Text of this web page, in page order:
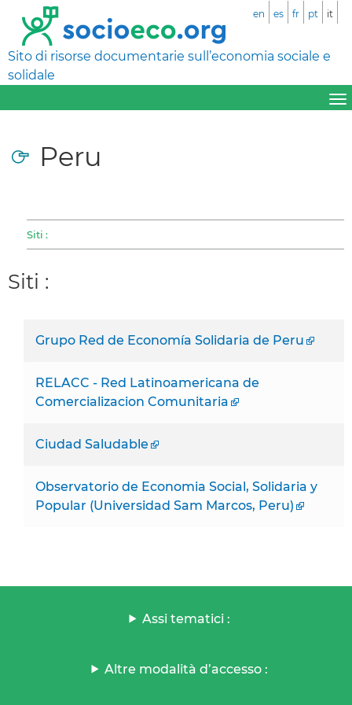
Sito di risorse documentarie sull’economia sociale e
solidale
en es fr pt it
Peru
Siti :
Siti :
Grupo Red de Economía Solidaria de Peru
RELACC - Red Latinoamericana de
Comercializacion Comunitaria
Ciudad Saludable
Observatorio de Economia Social, Solidaria y
Popular (Universidad Sam Marcos, Peru)
Assi tematici :
Altre modalità d’accesso :